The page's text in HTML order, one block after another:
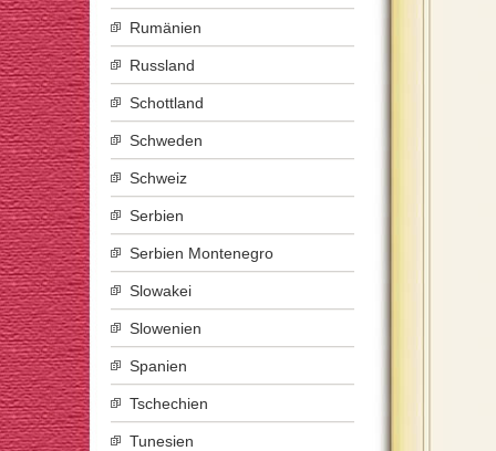
Rumänien
Russland
Schottland
Schweden
Schweiz
Serbien
Serbien Montenegro
Slowakei
Slowenien
Spanien
Tschechien
Tunesien